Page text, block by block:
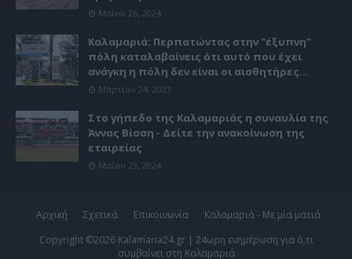
Μαΐου 26, 2024
Καλαμαριά: Περπατώντας στην "έξυπνη"
πόλη καταλαβαίνεις ότι αυτό που έχει
ανάγκη η πόλη δεν είναι οι αισθητήρες...
Μαρτίου 24, 2023
Στο γήπεδο της Καλαμαριάς η συναυλία της
Άννας Βίσση - Δείτε την ανακοίνωση της
εταιρείας
Μαΐου 23, 2024
Αρχική Σχετικά Επικοινωνία
Καλαμαριά - Με μία ματιά
Copyright ©2026 Kalamaria24.gr | 24ωρη ενημέρωση για ό,τι
συμβαίνει στη Καλαμαριά